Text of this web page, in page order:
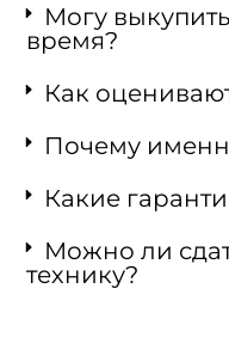
Могу
время?
Как
Почему
Какие
Можно ли
технику?